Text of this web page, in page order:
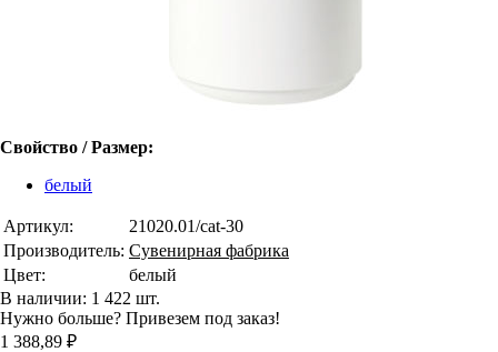
Свойство / Размер:
белый
Артикул:
21020.01/cat-30
Производитель: Сувенирная фабрика
Цвет:
белый
В наличии: 1 422 шт.
Нужно больше? Привезем под заказ!
1 388,89 ₽